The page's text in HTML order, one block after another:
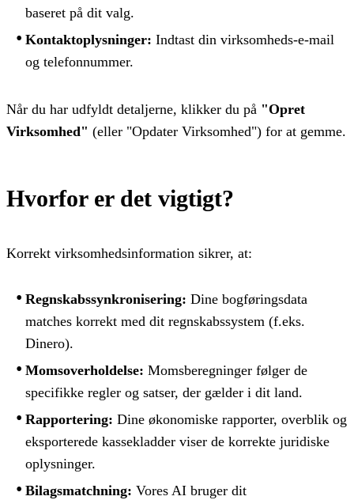
baseret på dit valg.
Kontaktoplysninger: Indtast din virksomheds-e-mail
og telefonnummer.
Når du har udfyldt detaljerne, klikker du på "Opret
Virksomhed" (eller "Opdater Virksomhed") for at gemme.
Hvorfor er det vigtigt?
Korrekt virksomhedsinformation sikrer, at:
Regnskabssynkronisering: Dine bogføringsdata
matches korrekt med dit regnskabssystem (f.eks.
Dinero).
Momsoverholdelse: Momsberegninger følger de
specifikke regler og satser, der gælder i dit land.
Rapportering: Dine økonomiske rapporter, overblik og
eksporterede kassekladder viser de korrekte juridiske
oplysninger.
Bilagsmatchning: Vores AI bruger dit